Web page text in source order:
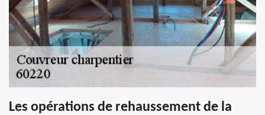
Les opérations de rehaussement de la